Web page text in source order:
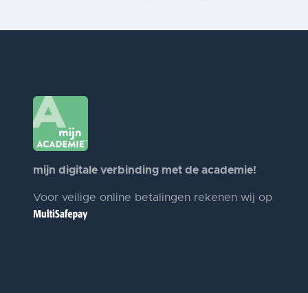
mijn digitale verbinding met de academie!
Voor veilige online betalingen rekenen wij op